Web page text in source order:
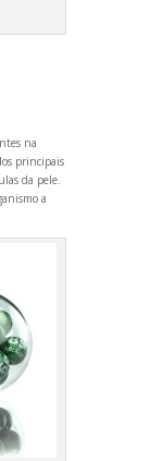
na
principais
da pele.
a